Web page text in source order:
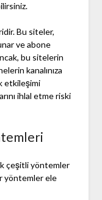
Bu siteler,
ve abone
bu sitelerin
kanalınıza
etkileşimi
ihlal etme riski
çeşitli yöntemler
yöntemler ele